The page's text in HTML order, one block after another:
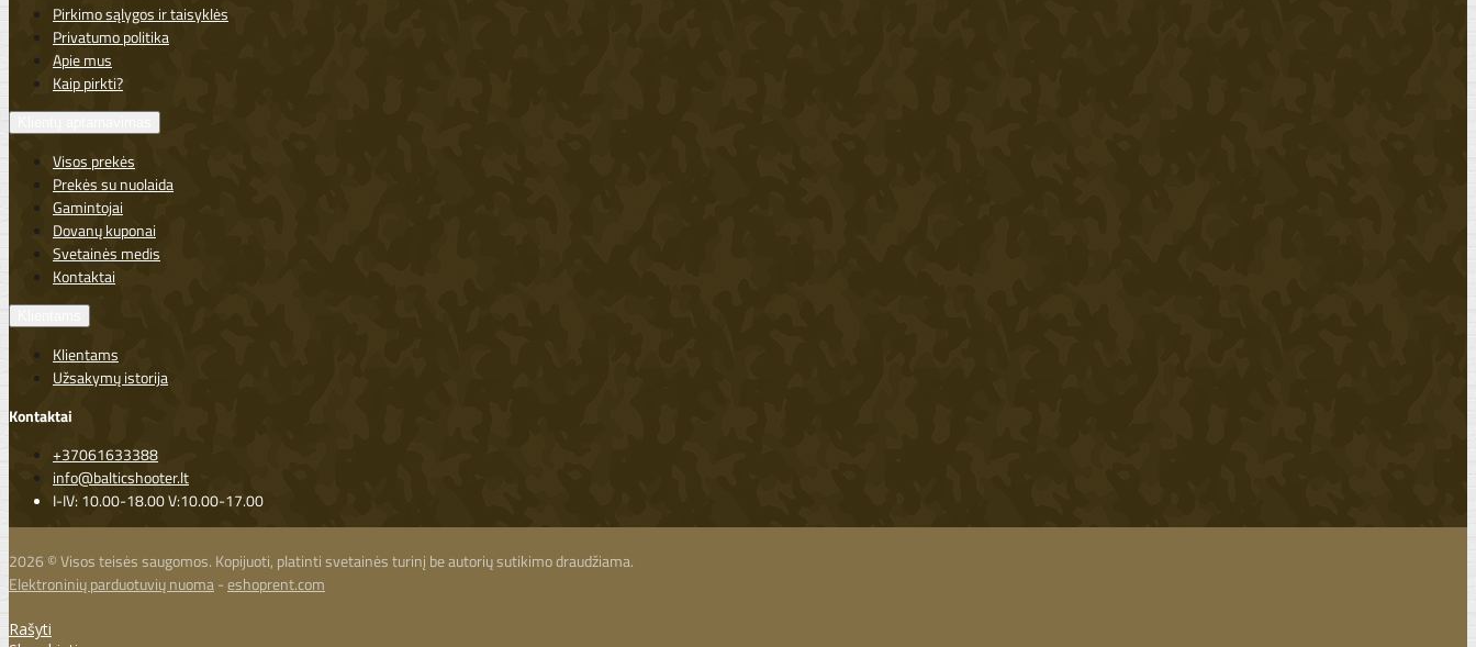
Pirkimo sąlygos ir taisyklės
Privatumo politika
Apie mus
Kaip pirkti?
Visos prekės
Prekės su nuolaida
Gamintojai
Dovanų kuponai
Svetainės medis
Kontaktai
Klientams
Užsakymų istorija
Kontaktai
+37061633388
info@balticshooter.lt
I-IV: 10.00-18.00 V:10.00-17.00
2026 © Visos teisės saugomos. Kopijuoti, platinti svetainės turinį be autorių sutikimo draudžiama.
Elektroninių parduotuvių nuoma-eshoprent.com
Rašyti